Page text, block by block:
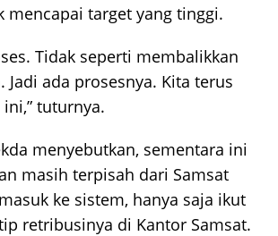
mencapai target yang tinggi.
Tidak seperti membalikkan
Jadi ada prosesnya. Kita terus
tuturnya.
menyebutkan, sementara ini
masih terpisah dari Samsat
ke sistem, hanya saja ikut
retribusinya di Kantor Samsat.